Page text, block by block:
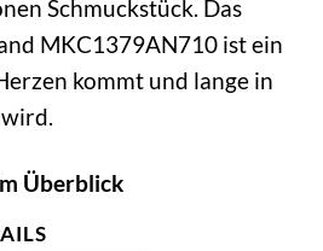
Schmuckstück. Das
MKC1379AN710 ist ein
kommt und lange in
Überblick